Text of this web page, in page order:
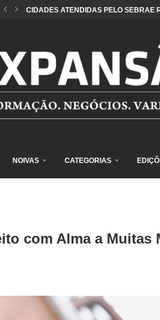
CIDADES ATENDIDAS PELO SEBRAE
NOIVAS CATEGORIAS
com Alma a